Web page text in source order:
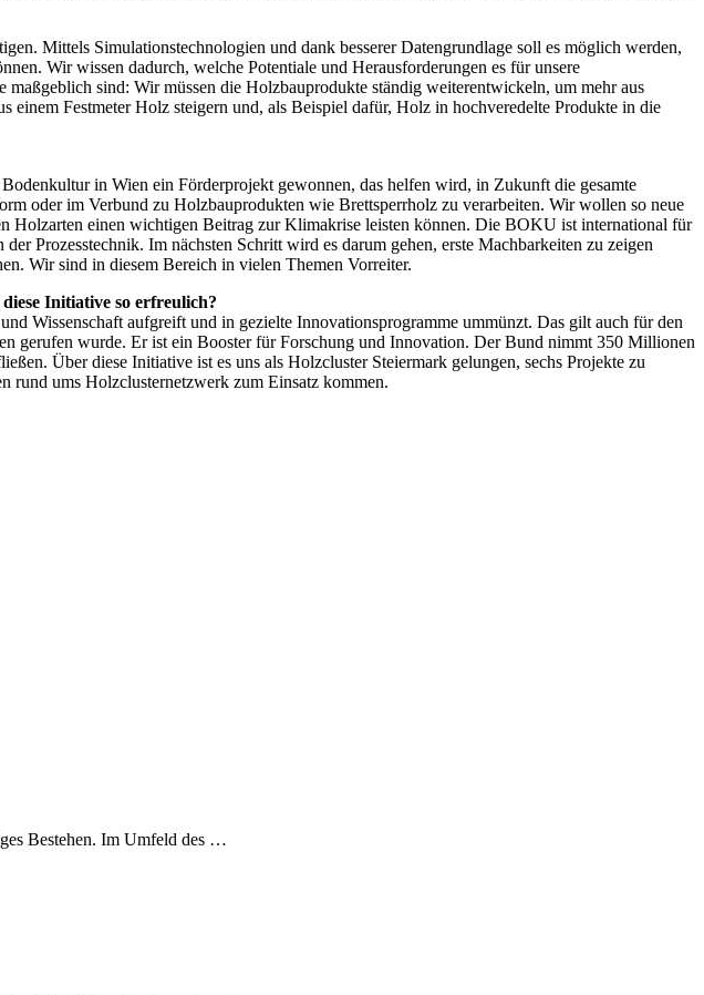
Mittels Simulationstechnologien und dank besserer Datengrundlage soll es möglich werden,
Wir wissen dadurch, welche Potentiale und Herausforderungen es für unsere
sind: Wir müssen die Holzbauprodukte ständig weiterentwickeln, um mehr aus
Festmeter Holz steigern und, als Beispiel dafür, Holz in hochveredelte Produkte in die
in Wien ein Förderprojekt gewonnen, das helfen wird, in Zukunft die gesamte
oder im Verbund zu Holzbau­produkten wie Brettsperrholz zu verarbeiten. Wir wollen so neue
Holzarten einen wichtigen Beitrag zur Klimakrise leisten können. Die BOKU ist international für
Prozesstechnik. Im nächsten Schritt wird es darum gehen, erste Machbarkeiten zu zeigen
Wir sind in diesem Bereich in vielen Themen Vorreiter.
Initiative so erfreulich?
Wissenschaft aufgreift und in gezielte Innovationsprogramme ummünzt. Das gilt auch für den
gerufen wurde. Er ist ein Booster für Forschung und Innovation. Der Bund nimmt 350 Millionen
Über diese Initiative ist es uns als Holzcluster Steiermark gelungen, sechs Pro­jekte zu
rund ums Holzclusternetzwerk zum ­Einsatz kommen.
Bestehen. Im Umfeld des …